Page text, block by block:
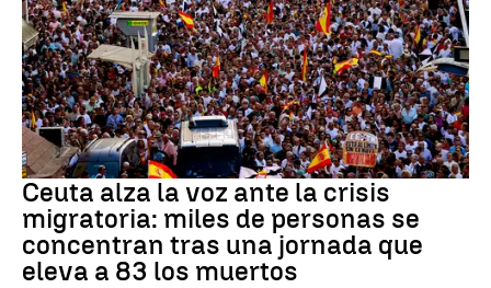
CRISIS MIGRATORIA
Ceuta alza la voz ante la crisis
migratoria: miles de personas se
concentran tras una jornada que
eleva a 83 los muertos